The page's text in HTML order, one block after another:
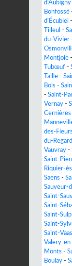
d'Aubigny
Bonfossé
d'Écublei -
Tilleul -
du-Vivier
Montjoie -
Tubœuf -
Taille -
Bois -
- Saint-
Vernay -
Cernières
des-Fleurs
du-Regard
Vauvray -
Saint-
Riquier-
Saëns -
Sauveur-
Saint-
Saint-
Saint-
Saint-
Saint-
Valery-
Monts -
Boulay -